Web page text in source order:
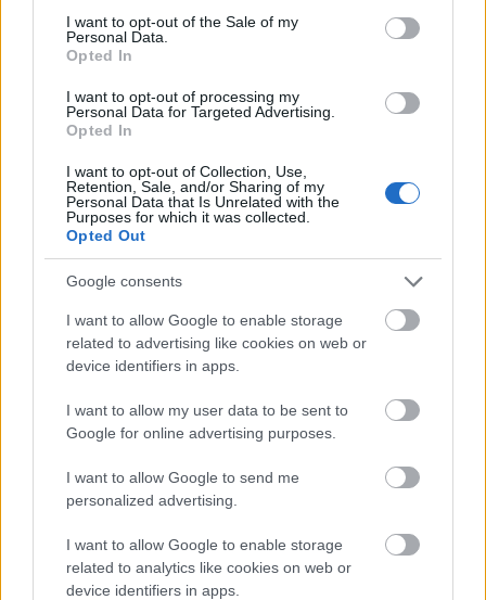
consent section.
I want to opt-out of the Sale of my
Personal Data.
Opted In
I want to opt-out of processing my
Personal Data for Targeted Advertising.
Opted In
I want to opt-out of Collection, Use,
Retention, Sale, and/or Sharing of my
Personal Data that Is Unrelated with the
Purposes for which it was collected.
Opted Out
Google consents
I want to allow Google to enable storage
related to advertising like cookies on web or
device identifiers in apps.
I want to allow my user data to be sent to
Google for online advertising purposes.
I want to allow Google to send me
personalized advertising.
I want to allow Google to enable storage
related to analytics like cookies on web or
device identifiers in apps.
ne hagyjuk, hogy kémkedésre használjanak.
Értem?
Azt egyébként nehéz megmondani, mennyire
megalapozottak az amerikai hatóságok fenti
történetben is feldolgozott félelmei. Tavaly
nagyjából 280 000 amerikai diák tanult Kínában,
egy 2011-es AP riport szerint az azt megelőző 3
évben 57 embert gyanúsítottak meg minősített
információk, üzleti vagy technikai titkok
átjátszásával a szóban forgó konkurens
nagyhatalom irányába. Mindenesetre a hatóságok
szeretik a politikai mellett a nagy mértékű ipari
kémkedéssel magyarázni a kínai gazdasági
növekedést.
A Game of Pawns című filmet egyébként az IMDB
filmes adatbázis által sem nagyon jegyzett Tom
gyártotta, akiket az FBI már nem először bízott meg
hasonlóan magasröptű művek készítésével. A
shanghaji jeleneteket Washington kínai negyedében
vették fel.